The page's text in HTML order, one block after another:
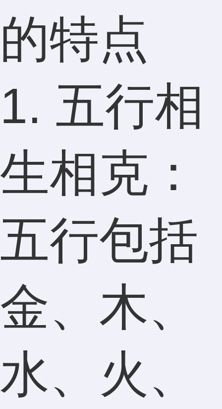
的特点
1. 五行相
生相克：
五行包括
金、木、
水、火、